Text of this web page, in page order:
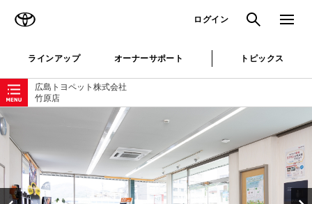
ログイン 検索 メニュ
ラインアップ オーナーサポート トピックス
広島トヨペット株式会社
竹原店
ローカルナビゲーション